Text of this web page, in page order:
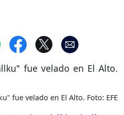
fue velado en El Alto. Foto: EFE